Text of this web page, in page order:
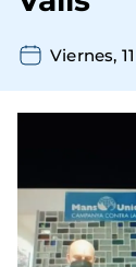
Viernes,